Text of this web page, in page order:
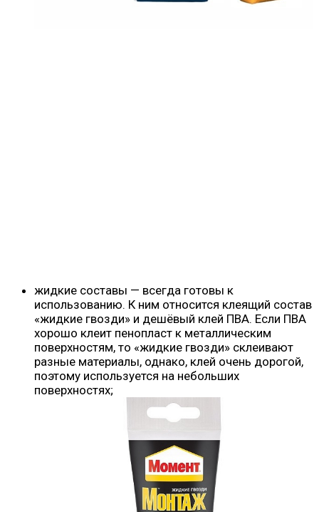
жидкие составы — всегда готовы к
использованию. К ним относится клеящий состав
«жидкие гвозди» и дешёвый клей ПВА. Если ПВА
хорошо клеит пенопласт к металлическим
поверхностям, то «жидкие гвозди» склеивают
разные материалы, однако, клей очень дорогой,
поэтому используется на небольших
поверхностях;